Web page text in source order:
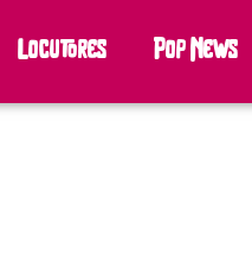
Locutores Pop News